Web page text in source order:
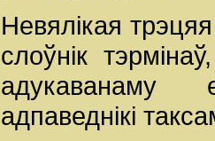
Невялікая
слоўнік
адукаванаму
адпаведнікі